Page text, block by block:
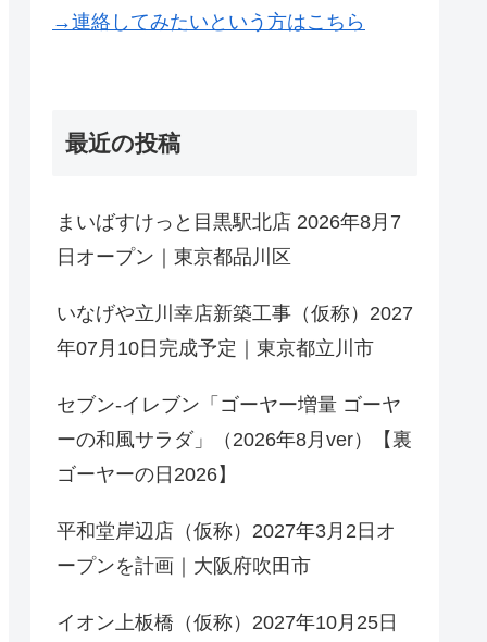
→連絡してみたいという方はこちら
最近の投稿
まいばすけっと目黒駅北店 2026年8月7
日オープン｜東京都品川区
いなげや立川幸店新築工事（仮称）2027
年07月10日完成予定｜東京都立川市
セブン-イレブン「ゴーヤー増量 ゴーヤ
ーの和風サラダ」（2026年8月ver）【裏
ゴーヤーの日2026】
平和堂岸辺店（仮称）2027年3月2日オ
ープンを計画｜大阪府吹田市
イオン上板橋（仮称）2027年10月25日